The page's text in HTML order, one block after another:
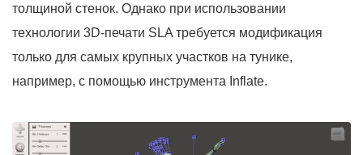
толщиной стенок. Однако при использовании
технологии 3D-печати SLA требуется модификация
только для самых крупных участков на тунике,
например, с помощью инструмента Inflate.